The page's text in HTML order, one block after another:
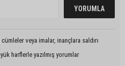
veya imalar, inançlara saldırı
harflerle yazılmış yorumlar